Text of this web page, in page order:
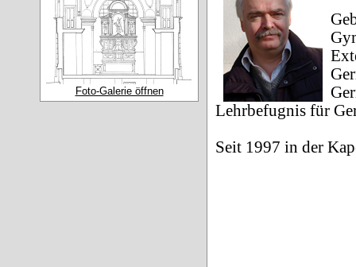
Foto-Galerie öffnen
Lehrbefugnis für
Seit 1997 in der